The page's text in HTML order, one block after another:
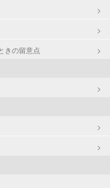
きの留意点